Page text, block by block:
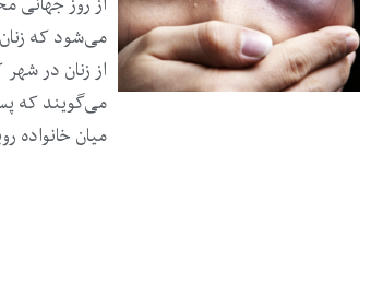
می‌شود که
از زنان در
می‌گویند که
میان خانواده